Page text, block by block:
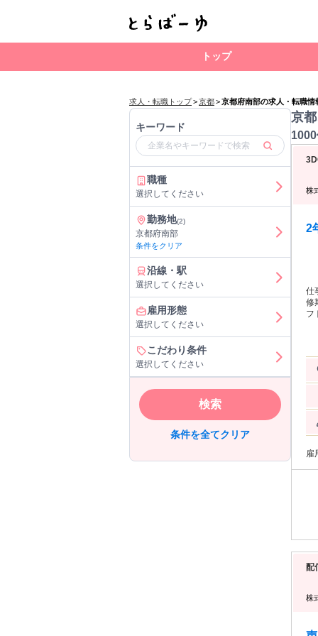
トップ
求人・転職トップ>京都>京都府南部の求人・転職情
キーワード
職種
選択してください
勤務地(2)
京都府南部
条件をクリア
沿線・駅
選択してください
雇用形態
選択してください
こだわり条件
選択してください
検索
条件を全てクリア
京
株
2
仕
修
フ
残
＜
リン
トが好バラ
作
ま
雇
配
株